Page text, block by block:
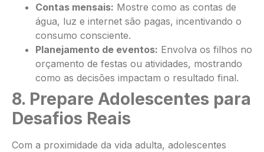
Contas mensais: Mostre como as contas de
água, luz e internet são pagas, incentivando o
consumo consciente.
Planejamento de eventos: Envolva os filhos no
orçamento de festas ou atividades, mostrando
como as decisões impactam o resultado final.
8. Prepare Adolescentes para
Desafios Reais
Com a proximidade da vida adulta, adolescentes